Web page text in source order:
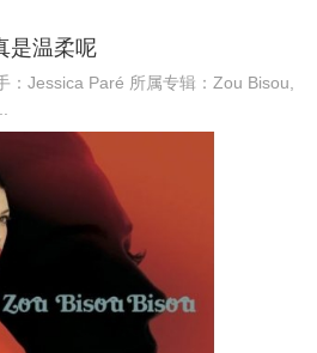
是温柔呢
：Jessica Paré 所属专辑：Zou Bisou,